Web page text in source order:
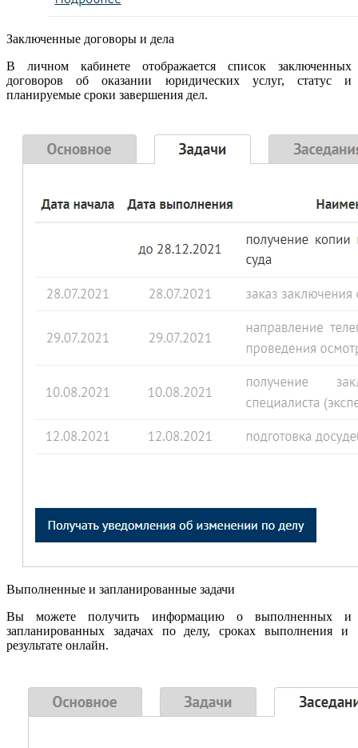
Заключенные договоры и дела
В личном кабинете отображается список заключенных
договоров об оказании юридических услуг, статус и
планируемые сроки завершения дел.
Выполненные и запланированные задачи
Вы можете получить информацию о выполненных и
запланированных задачах по делу, сроках выполнения и
результате онлайн.